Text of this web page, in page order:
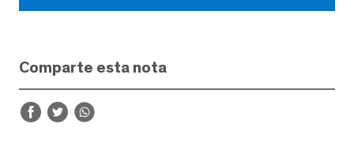
Comparte esta nota